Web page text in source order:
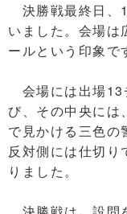
決勝戦最終日、
いました。会場は
ールという印象で
会場には出場13
び、その中央には
で見かける三色の
反対側には仕切り
りました。